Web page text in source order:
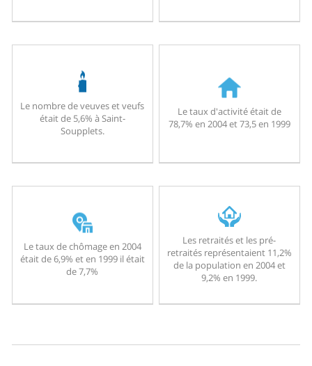
Le nombre de veuves et veufs
était de 5,6% à Saint-
Soupplets.
Le taux d'activité était de
78,7% en 2004 et 73,5 en 1999
Le taux de chômage en 2004
était de 6,9% et en 1999 il était
de 7,7%
Les retraités et les pré-
retraités représentaient 11,2%
de la population en 2004 et
9,2% en 1999.